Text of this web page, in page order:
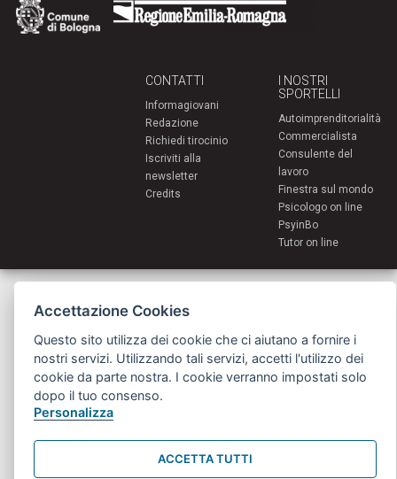
CONTATTI
Informagiovani
Redazione
Richiedi tirocinio
Iscriviti alla
newsletter
Credits
I NOSTRI
SPORTELLI
Autoimprenditorialità
Commercialista
Consulente del
lavoro
Finestra sul mondo
Psicologo on line
PsyinBo
Tutor on line
giovani@comune.bologna.it
Accettazione Cookies
Questo sito utilizza dei cookie che ci aiutano a fornire i
nostri servizi. Utilizzando tali servizi, accetti l'utilizzo dei
cookie da parte nostra. I cookie verranno impostati solo
dopo il tuo consenso.
Personalizza
ACCETTA TUTTI